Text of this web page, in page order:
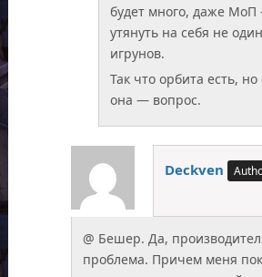
будет много, даже МоП
утянуть на себя не
игрунов.
Так что орбита есть,
она — вопрос.
Deckven
@ Бешер. Да,
проблема. Причем меня